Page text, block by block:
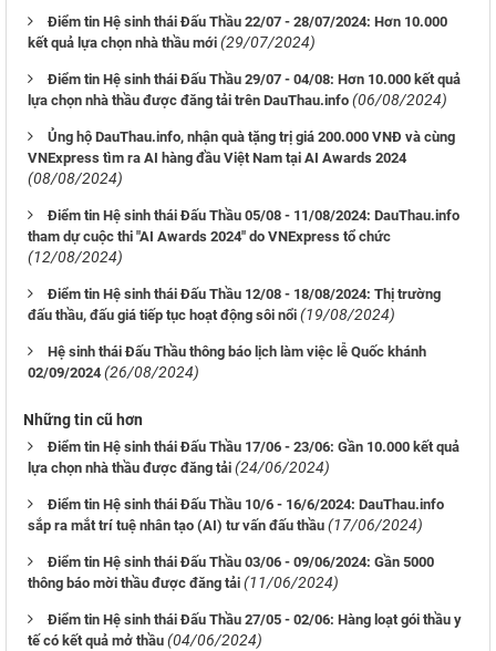
Điểm tin Hệ sinh thái Đấu Thầu 22/07 - 28/07/2024: Hơn 10.000
kết quả lựa chọn nhà thầu mới (29/07/2024)
Điểm tin Hệ sinh thái Đấu Thầu 29/07 - 04/08: Hơn 10.000 kết quả
lựa chọn nhà thầu được đăng tải trên DauThau.info (06/08/2024)
Ủng hộ DauThau.info, nhận quà tặng trị giá 200.000 VNĐ và cùng
VNExpress tìm ra AI hàng đầu Việt Nam tại AI Awards 2024
(08/08/2024)
Điểm tin Hệ sinh thái Đấu Thầu 05/08 - 11/08/2024: DauThau.info
tham dự cuộc thi "AI Awards 2024" do VNExpress tổ chức
(12/08/2024)
Điểm tin Hệ sinh thái Đấu Thầu 12/08 - 18/08/2024: Thị trường
đấu thầu, đấu giá tiếp tục hoạt động sôi nổi (19/08/2024)
Hệ sinh thái Đấu Thầu thông báo lịch làm việc lễ Quốc khánh
02/09/2024 (26/08/2024)
Những tin cũ hơn
Điểm tin Hệ sinh thái Đấu Thầu 17/06 - 23/06: Gần 10.000 kết quả
lựa chọn nhà thầu được đăng tải (24/06/2024)
Điểm tin Hệ sinh thái Đấu Thầu 10/6 - 16/6/2024: DauThau.info
sắp ra mắt trí tuệ nhân tạo (AI) tư vấn đấu thầu (17/06/2024)
Điểm tin Hệ sinh thái Đấu Thầu 03/06 - 09/06/2024: Gần 5000
thông báo mời thầu được đăng tải (11/06/2024)
Điểm tin Hệ sinh thái Đấu Thầu 27/05 - 02/06: Hàng loạt gói thầu y
tế có kết quả mở thầu (04/06/2024)